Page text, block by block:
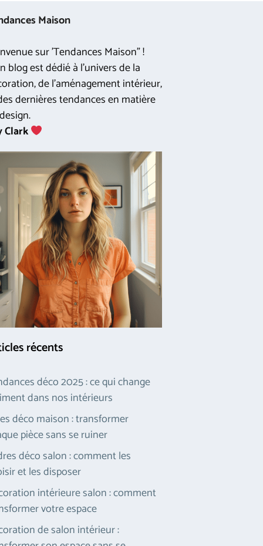
Maison
sur 'Tendances Maison" !
blog est dédié à l'univers de la
de l'aménagement intérieur,
dernières tendances en matière
Clark
récents
déco 2025 : ce qui change
dans nos intérieurs
déco maison : transformer
pièce sans se ruiner
déco salon : comment les
et les disposer
intérieure salon : comment
votre espace
de salon intérieur :